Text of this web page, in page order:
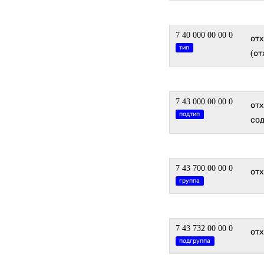
7 40 000 00 00 0
тип
7 43 000 00 00 0
подтип
7 43 700 00 00 0
группа
7 43 732 00 00 0
подгруппа